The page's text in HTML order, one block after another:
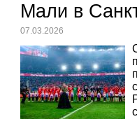
Мали в
07.03.2026